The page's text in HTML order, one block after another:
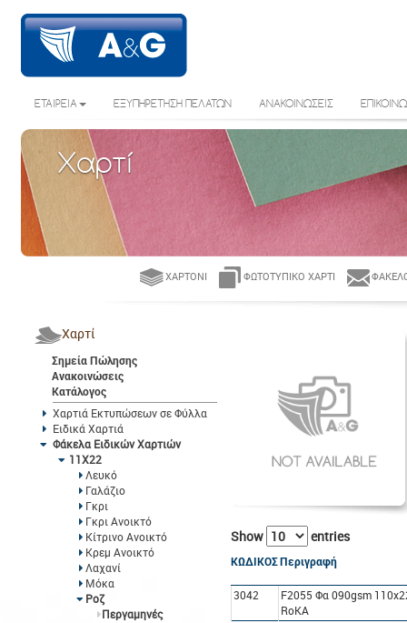
ΕΤΑΙΡΕΙΑ ΕΞΥΠΗΡΕΤΗΣΗ ΠΕΛΑΤΩΝ ΑΝΑΚΟΙΝΩΣΕΙΣ
Χαρτί
ΧΑΡΤΌΝΙ ΦΩΤΟΤΥΠΙΚΌ ΧΑΡΤΊ
Χαρτί
Σημεία Πώλησης
Ανακοινώσεις
Κατάλογος
Χαρτιά Εκτυπώσεων σε Φύλλα
Ειδικά Χαρτιά
Φάκελα Ειδικών Χαρτιών
11Χ22
Λευκό
Γαλάζιο
Γκρι
Γκρι Ανοικτό
Κίτρινο Ανοικτό
Κρεμ Ανοικτό
Λαχανί
Μόκα
Ροζ
Περγαμηνές
Show entries
ΚΩΔΙΚΟΣΠεριγραφή
3042
F2055 Φα 090gsm
RoΚΑ